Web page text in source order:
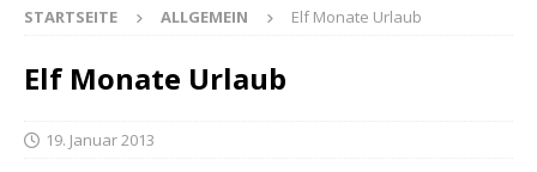
STARTSEITE ALLGEMEIN Elf Monate Urlaub
Elf Monate Urlaub
19. Januar 2013